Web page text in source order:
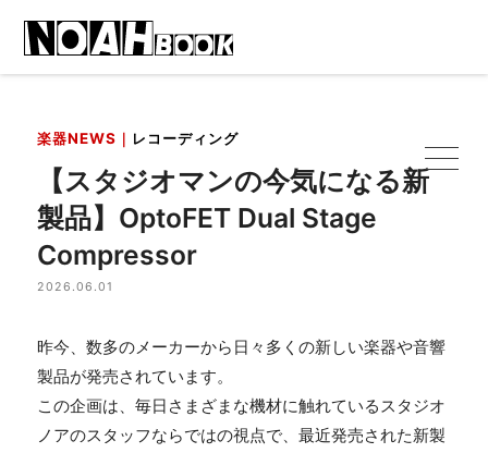
楽器NEWS｜ レコーディング
【スタジオマンの今気になる新
製品】OptoFET Dual Stage
Compressor
2026.06.01
昨今、数多のメーカーから日々多くの新しい楽器や音響
製品が発売されています。
この企画は、毎日さまざまな機材に触れているスタジオ
ノアのスタッフならではの視点で、最近発売された新製